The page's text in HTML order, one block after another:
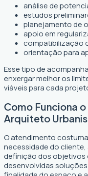
análise de
estudos
planejamento de
apoio em
compatibilização
orientação para
Esse tipo de
enxergar melhor os
viáveis para cada
Como Funciona
Arquiteto
O atendimento
necessidade do
definição dos objetivos
desenvolvidas